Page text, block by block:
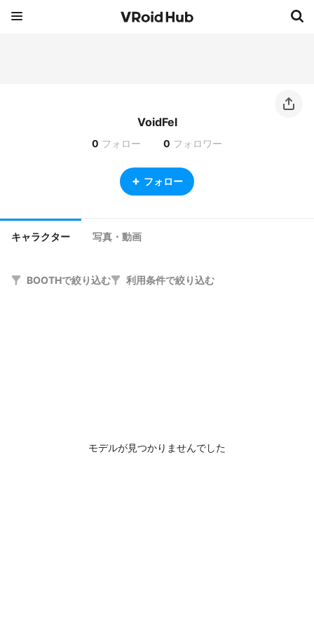
VoidFel
0 フォロー 0 フォロワー
フォロー
キャラクター 写真・動画
BOOTHで絞り込む 利用条件で絞り込む
モデルが見つかりませんでした